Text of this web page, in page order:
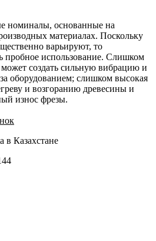
номиналы, основанные на
материалах. Поскольку
варьируют, то
пробное использование. Слишком
создать сильную вибрацию и
оборудованием; слишком высокая
и возгоранию древесины и
износ фрезы.
Казахстане